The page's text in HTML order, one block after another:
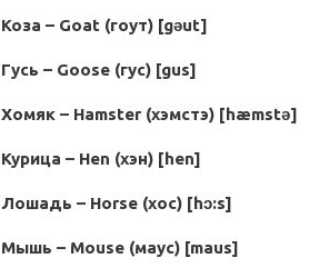
Коза – Goat (гоут) [gəut]
Гусь – Goose (гус) [gus]
Хомяк – Hamster (хэмстэ) [hæmstə]
Курица – Hen (хэн) [hen]
Лошадь – Horse (хос) [hɔ:s]
Мышь – Mouse (маус) [maus]